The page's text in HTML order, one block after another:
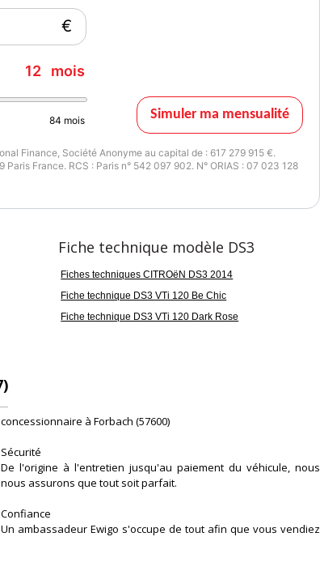
€
12 mois
84 mois Simuler ma mensualité
Finance, Société Anonyme au capital de : 617 279 915 €.
France. RCS : Paris n° 542 097 902. N° ORIAS : 07 023 128
Fiche technique modèle DS3
Fiches techniques CITROëN DS3 2014
Fiche technique DS3 VTi 120 Be Chic
Fiche technique DS3 VTi 120 Dark Rose
concessionnaire à Forbach (57600)
Sécurité
De l'origine à l'entretien jusqu'au paiement du véhicule, nous
nous assurons que tout soit parfait.
Confiance
Un ambassadeur Ewigo s'occupe de tout afin que vous vendiez